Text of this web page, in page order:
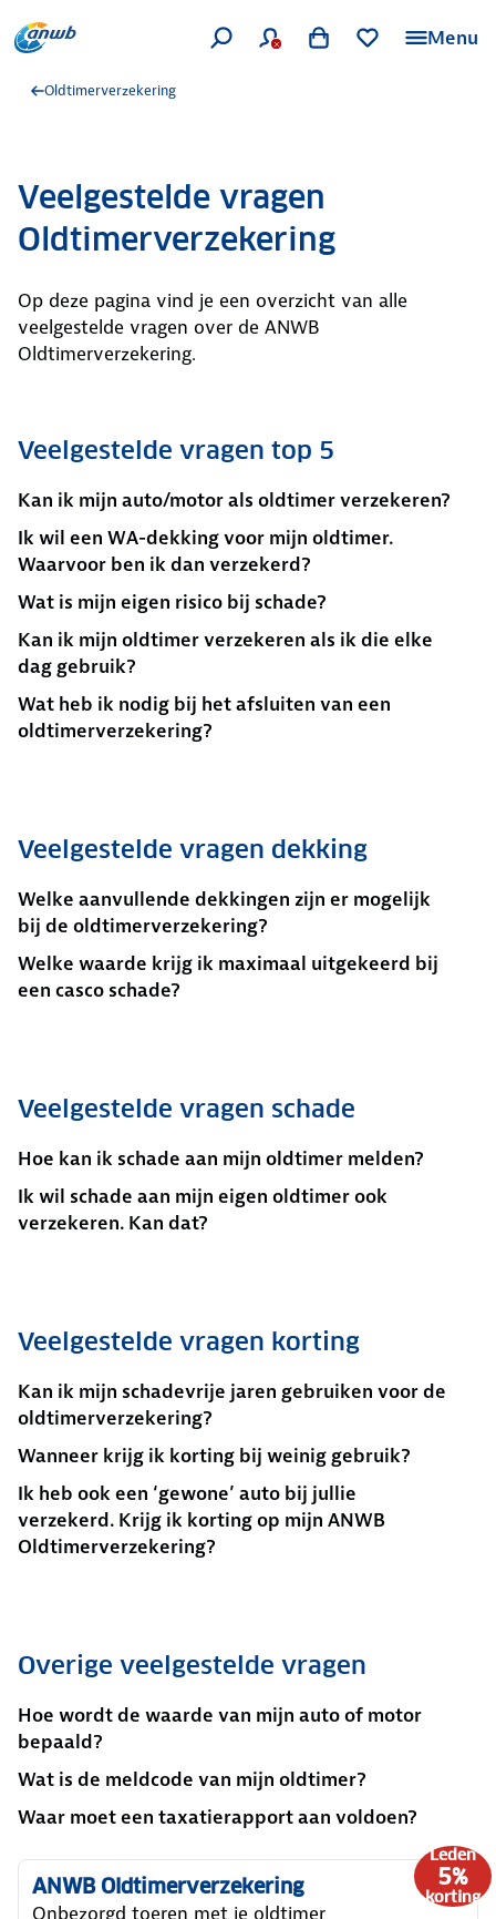
Menu
Oldtimerverzekering
Veelgestelde vragen
Oldtimerverzekering
Op deze pagina vind je een overzicht van alle
veelgestelde vragen over de ANWB
Oldtimerverzekering.
Veelgestelde vragen top 5
Kan ik mijn auto/motor als oldtimer verzekeren?
Ik wil een WA-dekking voor mijn oldtimer.
Waarvoor ben ik dan verzekerd?
Wat is mijn eigen risico bij schade?
Kan ik mijn oldtimer verzekeren als ik die elke
dag gebruik?
Wat heb ik nodig bij het afsluiten van een
oldtimerverzekering?
Veelgestelde vragen dekking
Welke aanvullende dekkingen zijn er mogelijk
bij de oldtimerverzekering?
Welke waarde krijg ik maximaal uitgekeerd bij
een casco schade?
Veelgestelde vragen schade
Hoe kan ik schade aan mijn oldtimer melden?
Ik wil schade aan mijn eigen oldtimer ook
verzekeren. Kan dat?
Veelgestelde vragen korting
Kan ik mijn schadevrije jaren gebruiken voor de
oldtimerverzekering?
Wanneer krijg ik korting bij weinig gebruik?
Ik heb ook een ‘gewone’ auto bij jullie
verzekerd. Krijg ik korting op mijn ANWB
Oldtimerverzekering?
Overige veelgestelde vragen
Hoe wordt de waarde van mijn auto of motor
bepaald?
Wat is de meldcode van mijn oldtimer?
Waar moet een taxatierapport aan voldoen?
Leden
5%
korting
ANWB Oldtimerverzekering
Onbezorgd toeren met je oldtimer